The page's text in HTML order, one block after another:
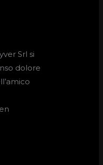
Srl si
dolore